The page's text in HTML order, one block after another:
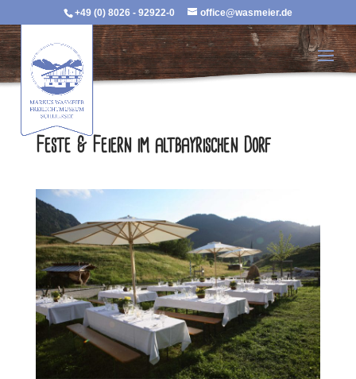
+49 (0) 8026 - 92922-0 office@wasmeier.de
Feste & Feiern im altbayrischen Dorf